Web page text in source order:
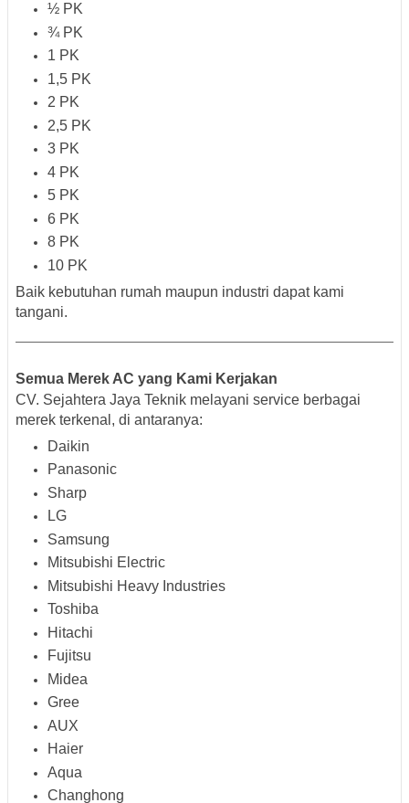
½ PK
¾ PK
1 PK
1,5 PK
2 PK
2,5 PK
3 PK
4 PK
5 PK
6 PK
8 PK
10 PK
Baik kebutuhan rumah maupun industri dapat kami
tangani.
Semua Merek AC yang Kami Kerjakan
CV. Sejahtera Jaya Teknik melayani service berbagai
merek terkenal, di antaranya:
Daikin
Panasonic
Sharp
LG
Samsung
Mitsubishi Electric
Mitsubishi Heavy Industries
Toshiba
Hitachi
Fujitsu
Midea
Gree
AUX
Haier
Aqua
Changhong